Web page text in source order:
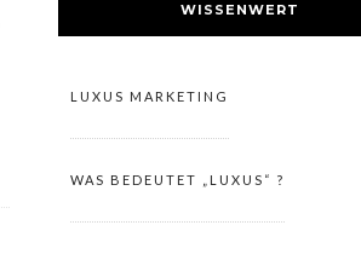
WISSENWERT
LUXUS MARKETING
WAS BEDEUTET „LUXUS“ ?